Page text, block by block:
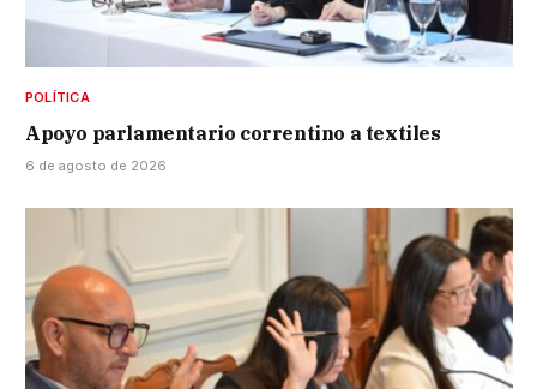
POLÍTICA
Apoyo parlamentario correntino a textiles
6 de agosto de 2026